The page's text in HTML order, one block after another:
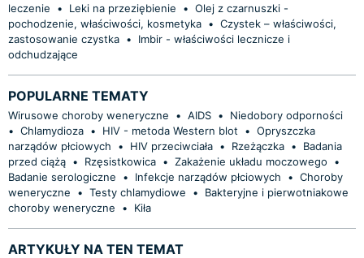
leczenie
• Leki na przeziębienie • Olej z czarnuszki -
pochodzenie, właściwości, kosmetyka • Czystek – właściwości,
zastosowanie czystka •
Imbir - właściwości lecznicze i
odchudzające
POPULARNE TEMATY
Wirusowe choroby weneryczne • AIDS •
Niedobory odporności
• Chlamydioza • HIV - metoda Western blot • Opryszczka
narządów płciowych
• HIV przeciwciała • Rzeżączka •
Badania
przed ciążą • Rzęsistkowica • Zakażenie układu moczowego
•
Badanie serologiczne
• Infekcje narządów płciowych • Choroby
weneryczne
• Testy chlamydiowe •
Bakteryjne i pierwotniakowe
choroby weneryczne
• Kiła
ARTYKUŁY NA TEN TEMAT